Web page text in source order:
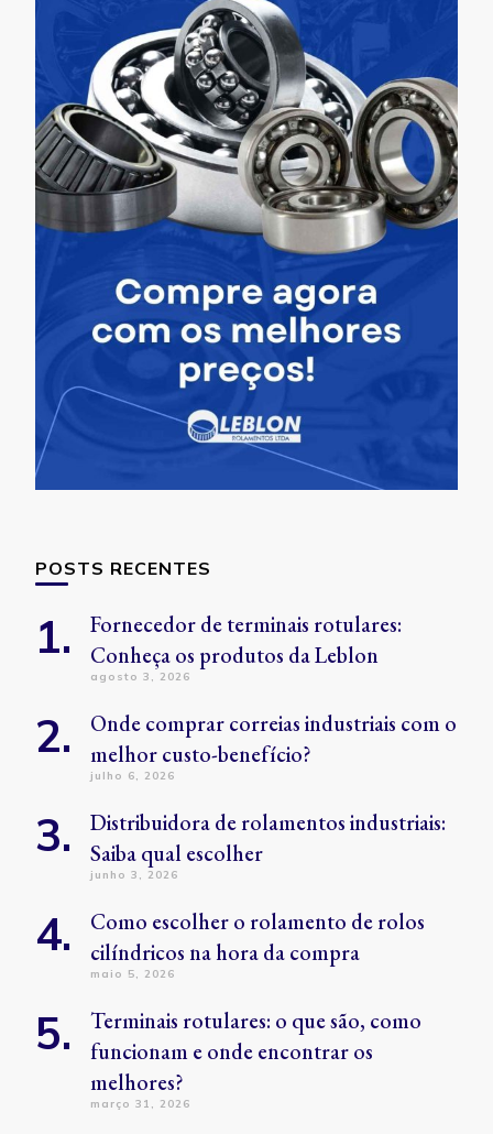
POSTS RECENTES
Fornecedor de terminais rotulares:
Conheça os produtos da Leblon
agosto 3, 2026
Onde comprar correias industriais com o
melhor custo-benefício?
julho 6, 2026
Distribuidora de rolamentos industriais:
Saiba qual escolher
junho 3, 2026
Como escolher o rolamento de rolos
cilíndricos na hora da compra
maio 5, 2026
Terminais rotulares: o que são, como
funcionam e onde encontrar os
melhores?
março 31, 2026